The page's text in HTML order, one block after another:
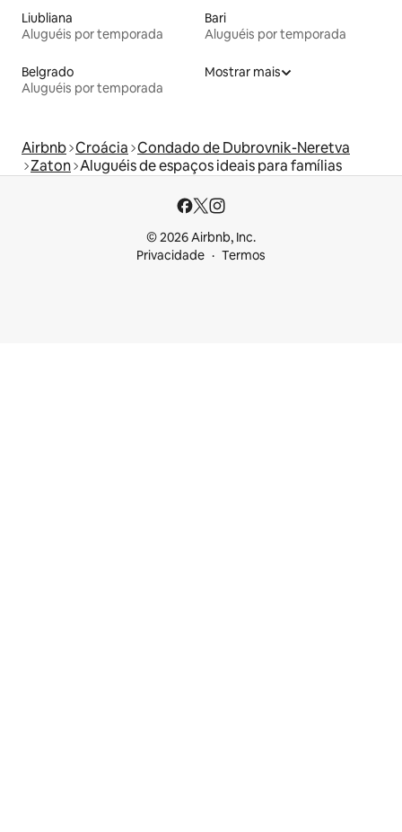
Liubliana
Aluguéis por temporada
Bari
Aluguéis por temporada
Belgrado
Aluguéis por temporada
Mostrar mais
Airbnb Croácia Condado de Dubrovnik-Neretva
Zaton Aluguéis de espaços ideais para famílias
© 2026 Airbnb, Inc.
Privacidade
Termos